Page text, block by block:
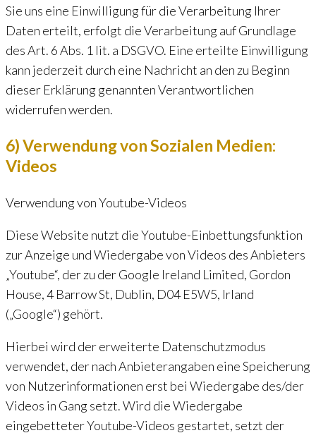
Sie uns eine Einwilligung für die Verarbeitung Ihrer
Daten erteilt, erfolgt die Verarbeitung auf Grundlage
des Art. 6 Abs. 1 lit. a DSGVO. Eine erteilte Einwilligung
kann jederzeit durch eine Nachricht an den zu Beginn
dieser Erklärung genannten Verantwortlichen
widerrufen werden.
6) Verwendung von Sozialen Medien:
Videos
Verwendung von Youtube-Videos
Diese Website nutzt die Youtube-Einbettungsfunktion
zur Anzeige und Wiedergabe von Videos des Anbieters
„Youtube“, der zu der Google Ireland Limited, Gordon
House, 4 Barrow St, Dublin, D04 E5W5, Irland
(„Google“) gehört.
Hierbei wird der erweiterte Datenschutzmodus
verwendet, der nach Anbieterangaben eine Speicherung
von Nutzerinformationen erst bei Wiedergabe des/der
Videos in Gang setzt. Wird die Wiedergabe
eingebetteter Youtube-Videos gestartet, setzt der